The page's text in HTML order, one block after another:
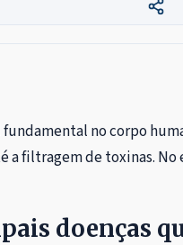
no corpo
filtragem de toxinas.
doenças